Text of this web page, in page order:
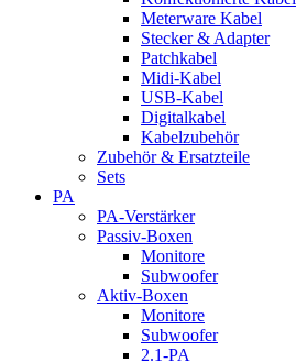
Meterware Kabel
Stecker & Adapter
Patchkabel
Midi-Kabel
USB-Kabel
Digitalkabel
Kabelzubehör
Zubehör & Ersatzteile
Sets
PA
PA-Verstärker
Passiv-Boxen
Monitore
Subwoofer
Aktiv-Boxen
Monitore
Subwoofer
2.1-PA